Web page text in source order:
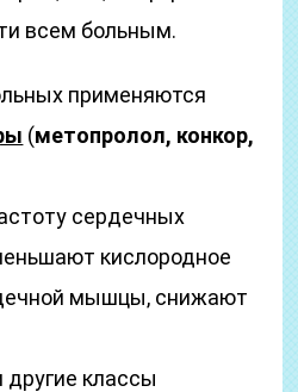
всем больным.
применяются
(метопролол, конкор,
сердечных
кислородное
мышцы, снижают
классы